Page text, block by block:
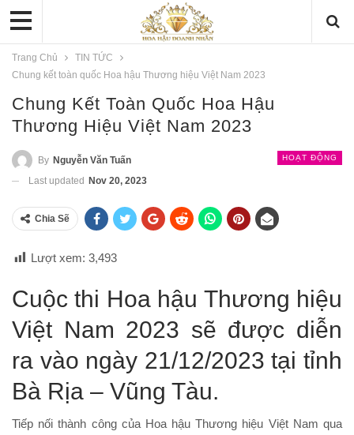
Trang Chủ
TIN TỨC
Chung kết toàn quốc Hoa hậu Thương hiệu Việt Nam 2023
Chung Kết Toàn Quốc Hoa Hậu
Thương Hiệu Việt Nam 2023
HOẠT ĐỘNG
By Nguyễn Văn Tuấn
Last updated
Nov 20, 2023
Chia Sẽ
Lượt xem: 3,493
Cuộc thi Hoa hậu Thương hiệu
Việt Nam 2023 sẽ được diễn
ra vào ngày 21/12/2023 tại tỉnh
Bà Rịa – Vũng Tàu.
Tiếp nối thành công của Hoa hậu Thương hiệu Việt Nam qua